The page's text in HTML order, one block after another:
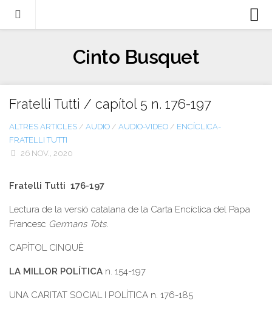
Llibres
Escrits-articles
Notícies
Castellano
Contacte
Cinto Busquet
Fratelli Tutti / capítol 5 n. 176-197
ALTRES ARTICLES / AUDIO / AUDIO-VIDEO / ENCÍCLICA-
FRATELLI TUTTI
26 NOV., 2020
Fratelli Tutti 176-197
Lectura de la versió catalana de la Carta Encíclica del Papa
Francesc Germans Tots.
CAPÍTOL CINQUÈ
LA MILLOR POLÍTICA n. 154-197
UNA CARITAT SOCIAL I POLÍTICA n. 176-185